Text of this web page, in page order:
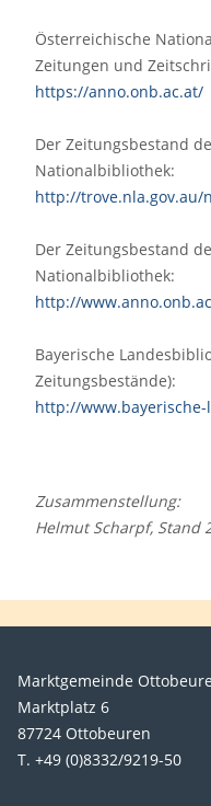
Österreichische
Zeitungen und
https://anno.onb.ac.at/
Der Zeitungsbestand
Nationalbibliothek:
http://trove.nla.gov.au/
Der Zeitungsbestand
Nationalbibliothek:
http://
Bayerische
Zeitungsbestände):
http://
Zusammenstellung:
Helmut Scharpf, Stand
Marktgemeinde
Marktplatz 6
87724 Ottobeuren
T. +49 (0)8332/9219-50